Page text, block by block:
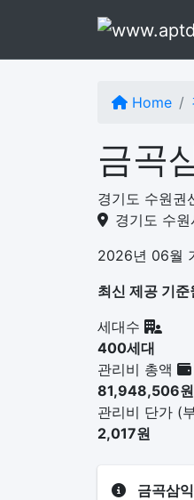
Home
금곡
경기도 수원권
경기도 수
2026년 06월
최신 제공 기준
세대수
400세대
관리비 총액
81,948,506원
관리비 단가 (
2,017원
금곡삼